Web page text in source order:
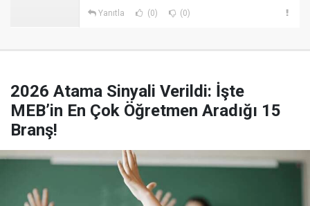
Yanıtla (0) (0)
2026 Atama Sinyali Verildi: İşte
MEB’in En Çok Öğretmen Aradığı 15
Branş!